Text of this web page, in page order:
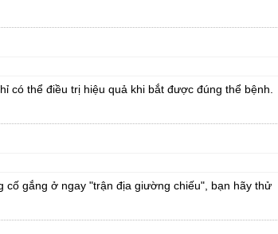
có thể điều trị hiệu quả khi bắt được đúng thể bệnh.
cố gắng ở ngay "trận địa giường chiếu", bạn hãy thử